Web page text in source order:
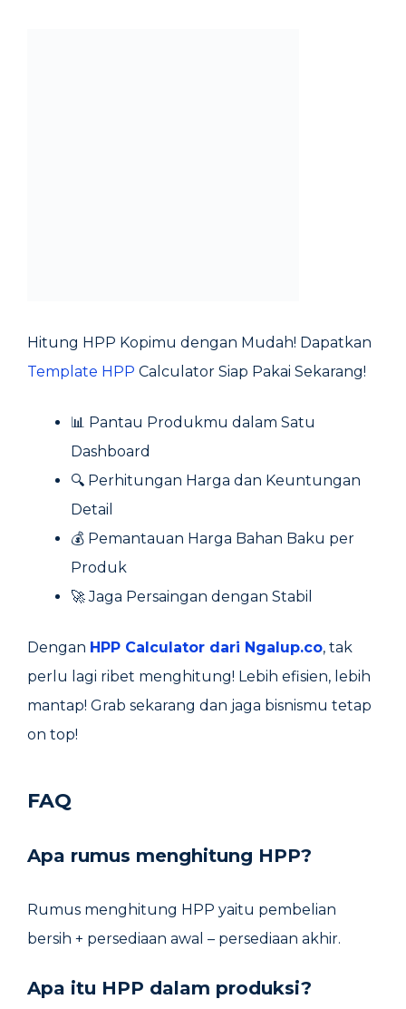
Hitung HPP Kopimu dengan Mudah! Dapatkan
Template HPP Calculator Siap Pakai Sekarang!
📊 Pantau Produkmu dalam Satu
Dashboard
🔍 Perhitungan Harga dan Keuntungan
Detail
💰 Pemantauan Harga Bahan Baku per
Produk
🚀 Jaga Persaingan dengan Stabil
Dengan HPP Calculator dari Ngalup.co, tak
perlu lagi ribet menghitung! Lebih efisien, lebih
mantap! Grab sekarang dan jaga bisnismu tetap
on top!
FAQ
Apa rumus menghitung HPP?
Rumus menghitung HPP yaitu pembelian
bersih + persediaan awal – persediaan akhir.
Apa itu HPP dalam produksi?